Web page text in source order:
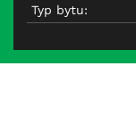
Typ bytu: